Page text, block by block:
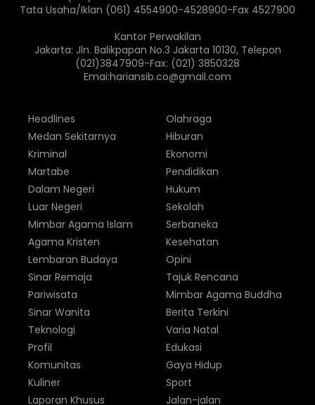
Tata Usaha/Iklan (061) 4554900-4528900-Fax 4527900
Kantor Perwakilan
Jakarta: Jln. Balikpapan No.3 Jakarta 10130, Telepon
(021)3847909-Fax: (021) 3850328
Emai:hariansib.co@gmail.com
Headlines
Medan Sekitarnya
Kriminal
Martabe
Dalam Negeri
Luar Negeri
Olahraga
Hiburan
Ekonomi
Pendidikan
Hukum
Sekolah
Mimbar Agama Islam
Agama Kristen
Lembaran Budaya
Sinar Remaja
Pariwisata
Sinar Wanita
Serbaneka
Kesehatan
Opini
Tajuk Rencana
Mimbar Agama Buddha
Berita Terkini
Teknologi
Profil
Komunitas
Kuliner
Laporan Khusus
Varia Natal
Edukasi
Gaya Hidup
Sport
Jalan-jalan